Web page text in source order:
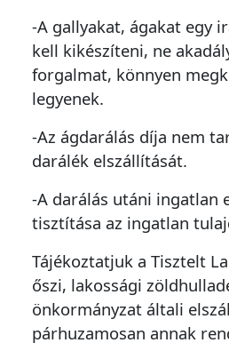
-A gallyakat, ágakat egy
kell kikészíteni, ne
forgalmat, könnyen
legyenek.
-Az ágdarálás díja nem
darálék elszállítását.
-A darálás utáni ingatlan
tisztítása az ingatlan
Tájékoztatjuk a Tisztelt
őszi, lakossági
önkormányzat általi
párhuzamosan annak